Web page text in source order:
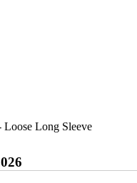
Loose Long Sleeve